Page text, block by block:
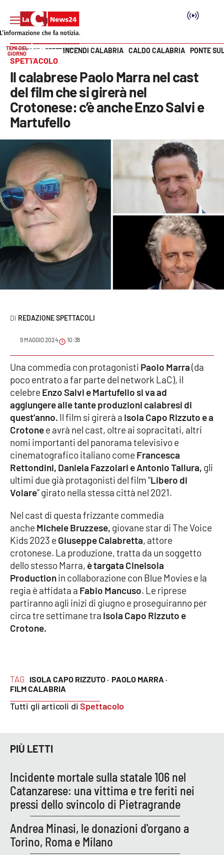
SEZIONI
Cronaca
Politica
Attualità
Economia e lavoro
Italia Mondo
Sanità
Sport
VIDEO
Ambiente
Cronaca
Cultura
Economia e Lavoro
Politica
Sanità
Società
Sport
Parchi Marini Calabria
Leggendo Alvaro insieme
Venti di comunicazione
STREAMING
LaC TV
Vai
TEMI DEL
GIORNO
INCENDI CALABRIA CALDO CALABRIA PONTE
HOME PAGE SPETTACOLO
SPETTACOLO
Il calabrese Paolo Marra nel cast
del film che si girerà nel
Crotonese: c’è anche Enzo Salvi e
Martufello
REDAZIONE SPETTACOLI
9 MAGGIO 2024 10:38
TAG ISOLA CAPO RIZZUTO · PAOLO MARRA ·
FILM CALABRIA
Tutti gli articoli diSpettacolo
Una commedia con protagonisti Paolo Marra(da
poco entrato a far parte del network LaC), il
celebre Enzo Salvi e Martufello si va ad
aggiungere alle tante produzioni calabresi di
quest’anno. Il film si girerà a Isola Capo Rizzuto e a
Crotonee avrà nel cast, oltre ai sopracitati, altri
nomi importanti del panorama televisivo e
cinematografico italiano come Francesca
Rettondini, Daniela Fazzolari e Antonio Tallura, gli
ultimi due già protagonisti del film “Libero di
Volare” girato nella stessa città nel 2021.
Nel cast di questa frizzante commedia
anche Michele Bruzzese, giovane star di The Voice
Kids 2023 e Giuseppe Calabretta, attore
crotonese. La produzione, tratta da un soggetto
dello stesso Marra, è targata CineIsola
Productionin collaborazione con Blue Movies e la
regia è affidata a Fabio Mancuso. Le riprese
partiranno agli inizi di giugno e proseguiranno per
circa tre settimane tra Isola Capo Rizzuto e
Crotone.
PIÙ LETTI
Incidente mortale sulla statale 106 nel
Catanzarese: una vittima e tre feriti nei
pressi dello svincolo di Pietragrande
Andrea Minasi, le donazioni d'organo a
Torino, Roma e Milano